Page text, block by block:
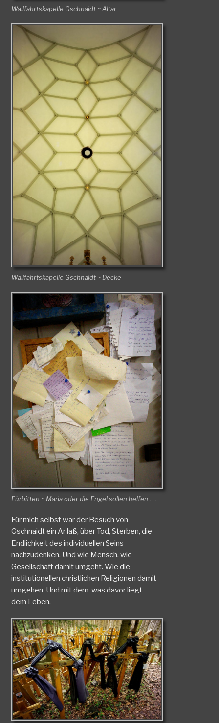
Wallfahrtskapelle Gschnaidt ~ Altar
Wallfahrtskapelle Gschnaidt ~ Decke
Fürbitten ~ Maria oder die Engel sollen helfen . . .
Für mich selbst war der Besuch von
Gschnaidt ein Anlaß, über Tod, Sterben, die
Endlichkeit des individuellen Seins
nachzudenken. Und wie Mensch, wie
Gesellschaft damit umgeht. Wie die
institutionellen christlichen Religionen damit
umgehen. Und mit dem, was davor liegt,
dem Leben.